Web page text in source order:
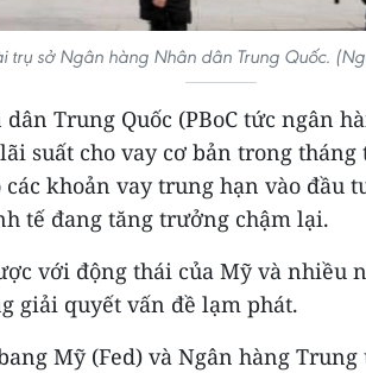
trụ sở Ngân hàng Nhân dân Trung Quốc.
Trung Quốc (PBoC tức ngân
suất cho vay cơ bản trong
khoản vay trung hạn vào đầu
tế đang tăng trưởng chậm lại.
với động thái của Mỹ và nhiều
giải quyết vấn đề lạm phát.
Mỹ (Fed) và Ngân hàng Trung